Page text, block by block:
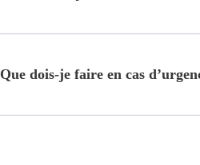
Que dois-je faire en cas